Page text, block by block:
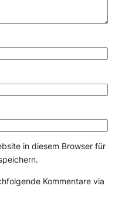
in diesem Browser für
Kommentare via